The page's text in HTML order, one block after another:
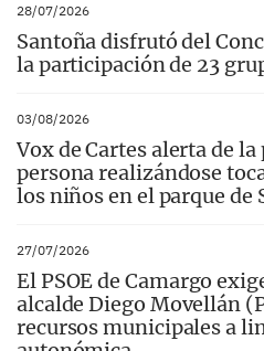
28/07/2026
Santoña disfrutó del
la participación de 23
03/08/2026
Vox de Cartes alerta de
persona realizándose
los niños en el parque de
27/07/2026
El PSOE de Camargo
alcalde Diego Movellán
recursos municipales a